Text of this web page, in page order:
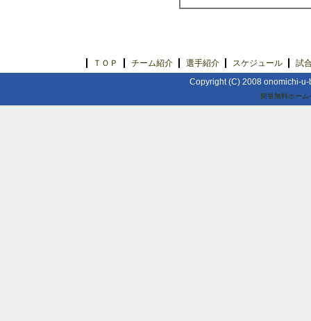
ＴＯＰ チーム紹介 選手紹介 スケジュール
試
Copyright (C) 2008 onomichi-
簡単無料ホーム